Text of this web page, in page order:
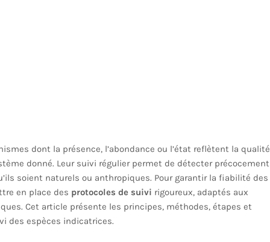
dont la présence, l’abondance ou l’état reflètent la qualité
donné. Leur suivi régulier permet de détecter précocement
soient naturels ou anthropiques. Pour garantir la fiabilité des
en place des protocoles de suivi rigoureux, adaptés aux
Cet article présente les principes, méthodes, étapes et
des espèces indicatrices.